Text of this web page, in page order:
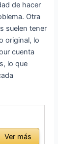
de hacer
Otra
suelen tener
original, lo
cuenta
lo que
Ver más